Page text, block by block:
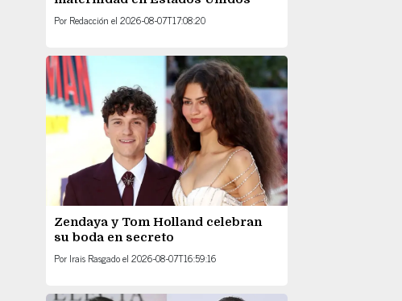
Por Redacción el 2026-08-07T17:08:20
Zendaya y Tom Holland celebran
su boda en secreto
Por Irais Rasgadoel 2026-08-07T16:59:16